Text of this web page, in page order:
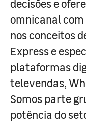
decisões e
omnicanal com
nos conceitos
Express e
plataformas
televendas,
Somos parte
potência do